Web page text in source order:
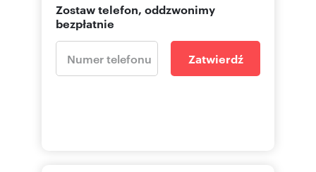
Zostaw telefon, oddzwonimy
bezpłatnie
Zatwierdź